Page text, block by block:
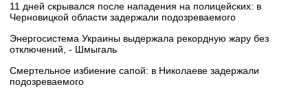
11 дней скрывался после нападения на полицейских: в
Черновицкой области задержали подозреваемого
Энергосистема Украины выдержала рекордную жару без
отключений, - Шмыгаль
Смертельное избиение сапой: в Николаеве задержали
подозреваемого